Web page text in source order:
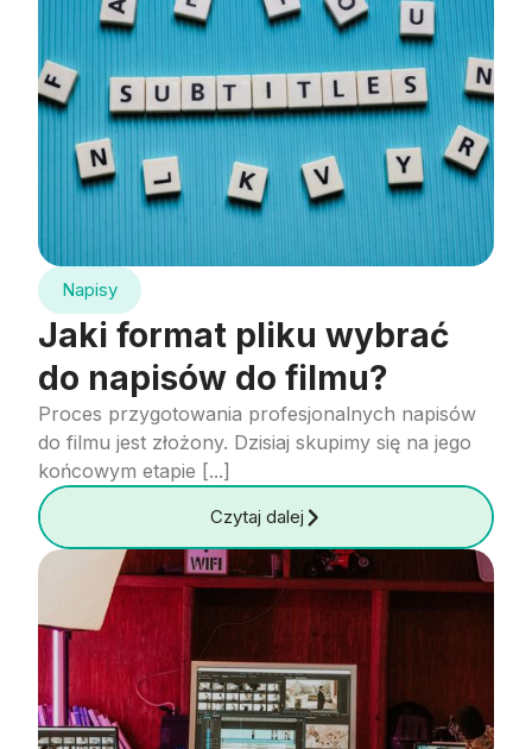
Napisy
Jaki format pliku wybrać
do napisów do filmu?
Proces przygotowania profesjonalnych napisów
do filmu jest złożony. Dzisiaj skupimy się na jego
końcowym etapie [...]
Czytaj dalej